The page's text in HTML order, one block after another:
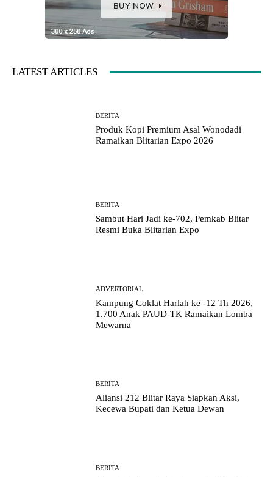
LATEST ARTICLES
BERITA
Produk Kopi Premium Asal Wonodadi
Ramaikan Blitarian Expo 2026
BERITA
Sambut Hari Jadi ke-702, Pemkab Blitar
Resmi Buka Blitarian Expo
ADVERTORIAL
Kampung Coklat Harlah ke -12 Th 2026,
1.700 Anak PAUD-TK Ramaikan Lomba
Mewarna
BERITA
Aliansi 212 Blitar Raya Siapkan Aksi,
Kecewa Bupati dan Ketua Dewan
BERITA